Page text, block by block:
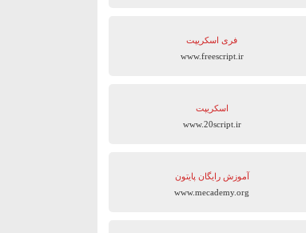
فری اسکریپت
www.freescript.ir
اسکریپت
www.20script.ir
آموزش رایگان پایتون
www.mecademy.org